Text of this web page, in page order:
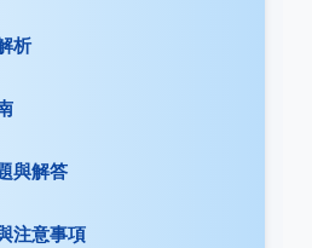
析
與解答
注意事項